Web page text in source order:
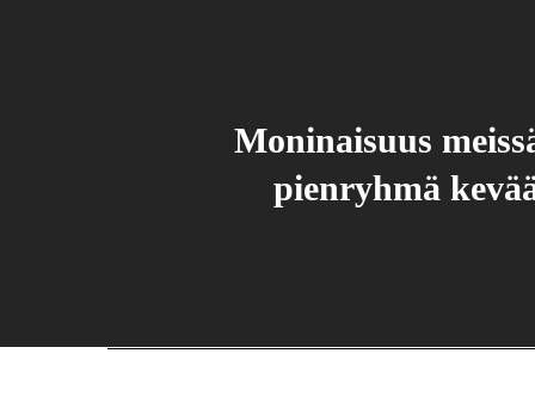
Moninaisuus
pienryhmä